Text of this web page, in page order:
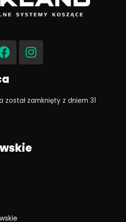
F
a
c
e
b
o
I
n
s
g
został zamknięty z dniem 31